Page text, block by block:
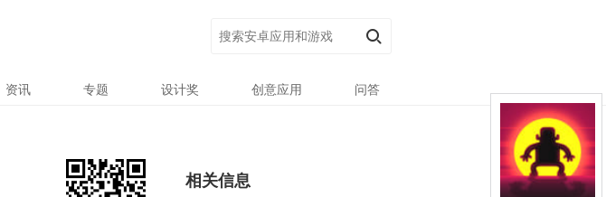
资讯 专题 设计奖 创意应用 问答
相关信息